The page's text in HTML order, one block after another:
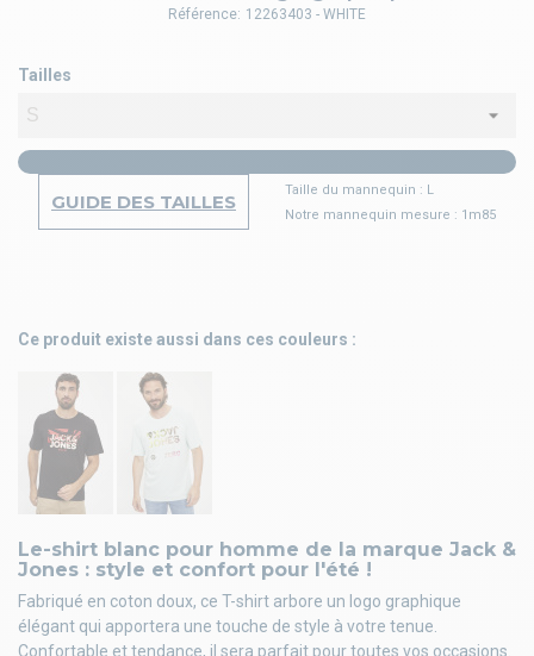
Le-shirt blanc pour homme de la marque Jack &
Jones : style et confort pour l'été !
Fabriqué en coton doux, ce T-shirt arbore un logo graphique
élégant qui apportera une touche de style à votre tenue.
Confortable et tendance, il sera parfait pour toutes vos occasions.
Tailles
GUIDE DES TAILLES
Taille du mannequin : L
Notre mannequin mesure : 1m85
Référence: 12263403 - WHITE
Ce produit existe aussi dans ces couleurs :